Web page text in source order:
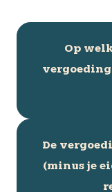
Op
De
(minus je